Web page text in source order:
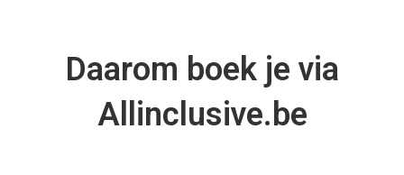
Daarom boek je via
Allinclusive.be